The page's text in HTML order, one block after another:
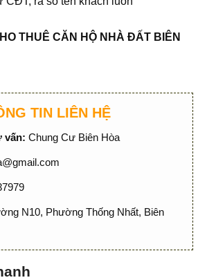
THUÊ CĂN HỘ NHÀ ĐẤT BIÊN
TIN LIÊN HỆ
vấn: Chung Cư Biên Hòa
N10, Phường Thống Nhất, Biên